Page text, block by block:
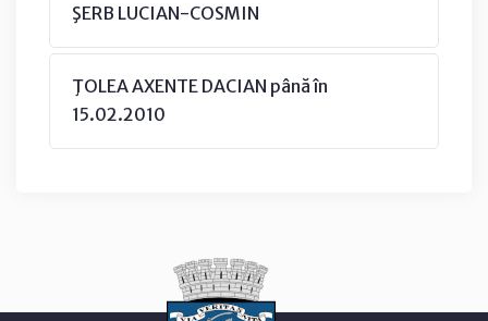
ŞERB LUCIAN-COSMIN
ŢOLEA AXENTE DACIAN până în
15.02.2010